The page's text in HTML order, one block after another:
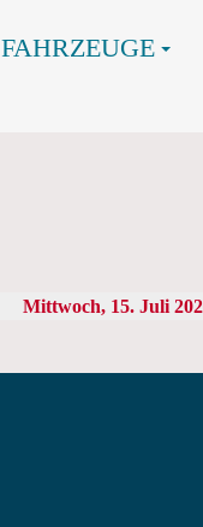
FAHRZEUGE
Mittwoch, 15. Juli